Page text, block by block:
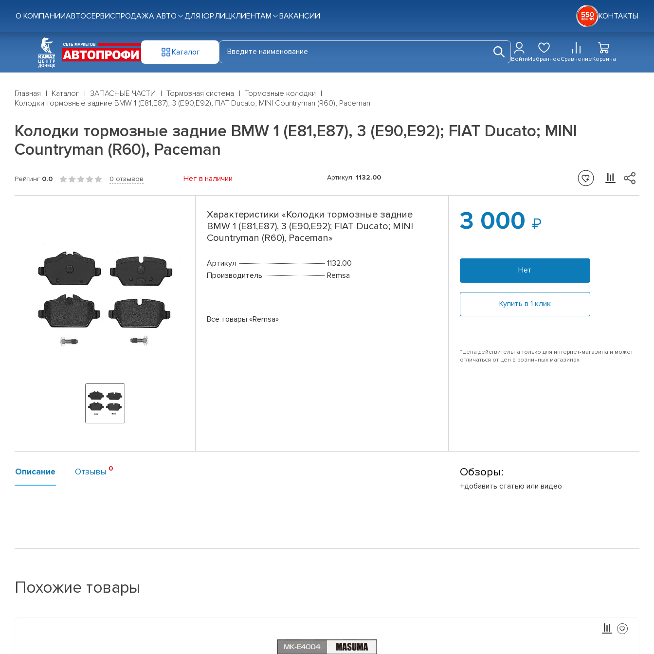
О КОМПАНИИАВТОСЕРВИСПРОДАЖА АВТО ДЛЯ ЮР.ЛИЦКЛИЕНТАМ ВАКАНСИИ КОНТАКТЫ
Каталог
ВойтиИзбранноеСравнениеКорзина
Главная Каталог ЗАПАСНЫЕ ЧАСТИ Тормозная система
Тормозные колодки
Колодки тормозные задние BMW 1 (E81,E87), 3 (E90,E92); FIAT Ducato; MINI Countryman (R60), Paceman
Колодки тормозные задние BMW 1 (E81,E87), 3 (E90,E92); FIAT Ducato; MINI
Countryman (R60), Paceman
Рейтинг 0.0 0 отзывов Нет в наличии Артикул: 1132.00
Характеристики «Колодки тормозные задние
BMW 1 (E81,E87), 3 (E90,E92); FIAT Ducato; MINI
Countryman (R60), Paceman»
Артикул
1132.00
Производитель
Remsa
Все товары «Remsa»
3 000
Нет
Купить в 1 клик
*Цена действительна только для интернет-магазина и может
отличаться от цен в розничных магазинах
Описание Отзывы Обзоры:
+добавить статью или видео
Похожие товары